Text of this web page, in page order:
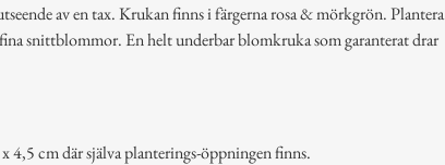
av en tax. Krukan finns i färgerna rosa & mörkgrön. Plantera
fina snittblommor. En helt underbar blomkruka som garanterat drar
4,5 cm där själva planterings-öppningen finns.